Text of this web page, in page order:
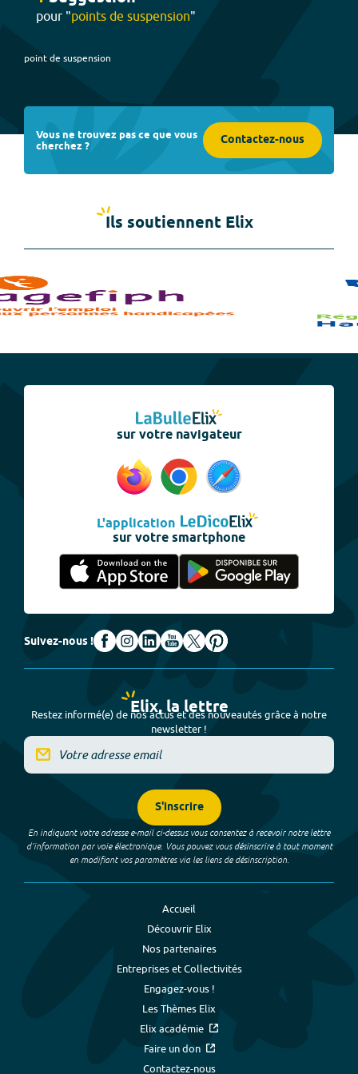
pour "points de suspension"
point de suspension
Vous ne trouvez pas ce que vous
cherchez ? Contactez-nous
Ils soutiennent Elix
sur votre navigateur
L'application
sur votre smartphone
Suivez-nous !
Elix, la lettre
Restez informé(e) de nos actus et des nouveautés grâce à notre
newsletter !
S'inscrire
En indiquant votre adresse e-mail ci-dessus vous consentez à recevoir notre lettre
d’information par voie électronique. Vous pouvez vous désinscrire à tout moment
en modifiant vos paramètres via les liens de désinscription.
Accueil
Découvrir Elix
Nos partenaires
Entreprises et Collectivités
Engagez-vous !
Les Thèmes Elix
Elix académie
Faire un don
Contactez-nous